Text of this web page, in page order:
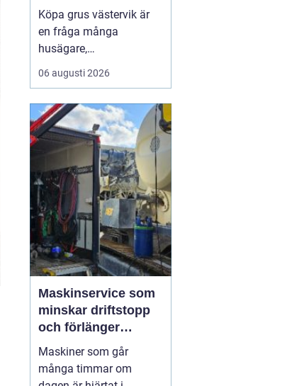
Köpa grus västervik är
en fråga många
husägare,
markentreprenörer och
fritidshusägare i
när nya projekt ska i
gång. Rätt sorts grus gör
skillnad för allt från en
enkel trädgårdsgång till
en tungt trafikerad
uppfart eller en s...
06 augusti 2026
Maskinservice som
minskar driftstopp
och förlänger
livslängden
Maskiner som går
många timmar om